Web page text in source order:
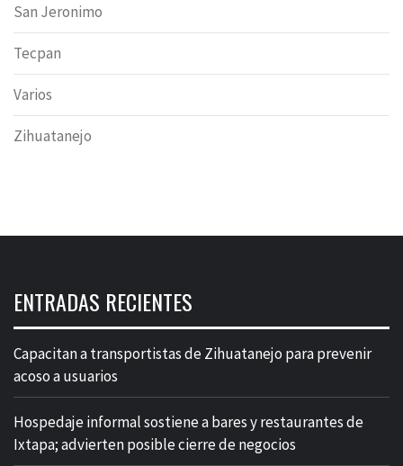
San Jeronimo
Tecpan
Varios
Zihuatanejo
ENTRADAS RECIENTES
Capacitan a transportistas de Zihuatanejo para prevenir
acoso a usuarios
Hospedaje informal sostiene a bares y restaurantes de
Ixtapa; advierten posible cierre de negocios